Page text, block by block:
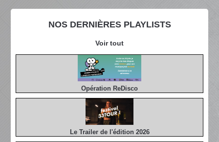
NOS DERNIÈRES PLAYLISTS
Voir tout
Opération ReDisco
Le Trailer de l'édition 2026